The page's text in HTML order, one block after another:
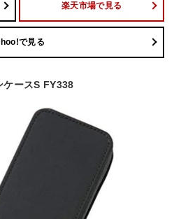
楽天市場で見る
で見る
ケースS FY338